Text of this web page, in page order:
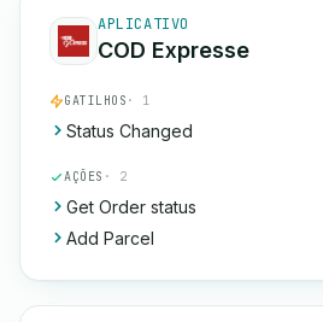
APLICATIVO
COD Expresse
GATILHOS · 1
Status Changed
AÇÕES · 2
Get Order status
Add Parcel